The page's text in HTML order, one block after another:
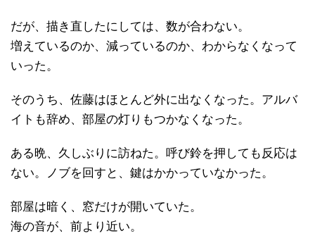
だが、描き直したにしては、数が合わない。
増えているのか、減っているのか、わからなくなって
いった。
そのうち、佐藤はほとんど外に出なくなった。アルバ
イトも辞め、部屋の灯りもつかなくなった。
ある晩、久しぶりに訪ねた。呼び鈴を押しても反応は
ない。ノブを回すと、鍵はかかっていなかった。
部屋は暗く、窓だけが開いていた。
海の音が、前より近い。